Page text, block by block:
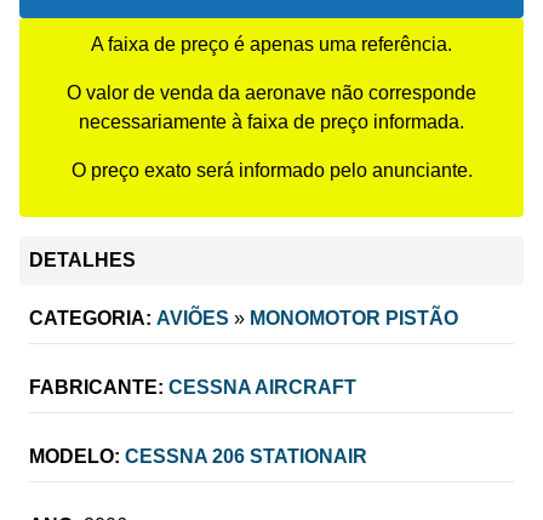
A faixa de preço é apenas uma referência.
O valor de venda da aeronave não corresponde
necessariamente à faixa de preço informada.
O preço exato será informado pelo anunciante.
DETALHES
CATEGORIA: AVIÕES » MONOMOTOR PISTÃO
FABRICANTE: CESSNA AIRCRAFT
MODELO: CESSNA 206 STATIONAIR